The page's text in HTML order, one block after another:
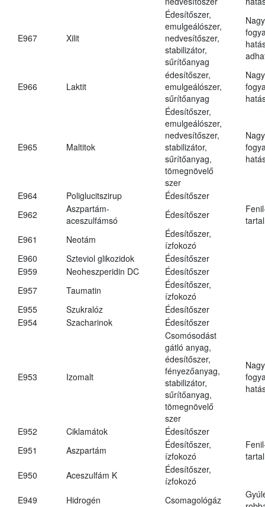
E967 Xilit
Édesítőszer,
emulgeálószer,
nedvesítőszer,
stabilizátor,
sűrítőanyag
E966 Laktit
édesítőszer,
emulgeálószer,
sűrítőanyag
E965 Maltitok
Édesítőszer,
emulgeálószer,
nedvesítőszer,
stabilizátor,
sűrítőanyag,
tömegnövelő
szer
E964 Poliglucitszirup
Édesítőszer
E962
Aszpartám-
aceszulfámsó
Édesítőszer
E961
Neotám
Édesítőszer,
ízfokozó
E960
Szteviol glikozidok
Édesítőszer
E959
Neoheszperidin DC
Édesítőszer
E957
Taumatin
Édesítőszer,
ízfokozó
E955
Szukralóz
Édesítőszer
E954
Szacharinok Édesítőszer
E953 Izomalt
Csomósodást
gátló anyag,
édesítőszer,
fényezőanyag,
stabilizátor,
sűrítőanyag,
tömegnövelő
szer
E952 Ciklamátok
Édesítőszer
E951
Aszpartám
Édesítőszer,
ízfokozó
E950
Aceszulfám K
Édesítőszer,
ízfokozó
E949
Hidrogén Csomagológáz